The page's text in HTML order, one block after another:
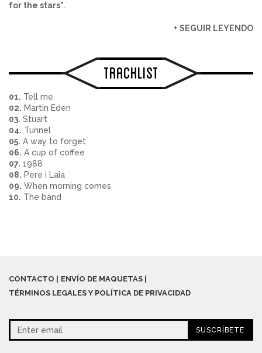
for the stars".
+ SEGUIR LEYENDO
Tracklist
01. Tell me
02. Martin Eden
03. Stuart
04. Tunnel
05. A way to forget
06. A cup of coffee
07. 1988
08. Pere i Laia
09. When morning comes
10. The band
CONTACTO
ENVÍO DE MAQUETAS
TÉRMINOS LEGALES Y POLÍTICA DE PRIVACIDAD
SUSCRÍBETE